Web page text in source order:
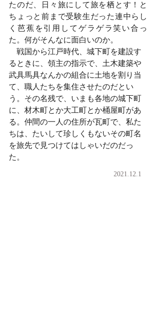
たのだ、日々旅にして旅を栖とす！と
ちょっと前まで受験生だった連中らし
く芭蕉を引用してゲラゲラ笑い合っ
た。何がそんなに面白いのか。
戦国から江戸時代、城下町を建設す
るときに、領主の指示で、土木建築や
武具馬具なんかの組合に土地を割り当
て、職人たちを集住させたのだとい
う。その名残で、いまも各地の城下町
に、材木町とか大工町とか桶屋町があ
る。仲間の一人の住所が瓦町で、私た
ちは、たいして珍しくもないその町名
を旅先で見つけてはしゃいだのだっ
た。
2021.12.1